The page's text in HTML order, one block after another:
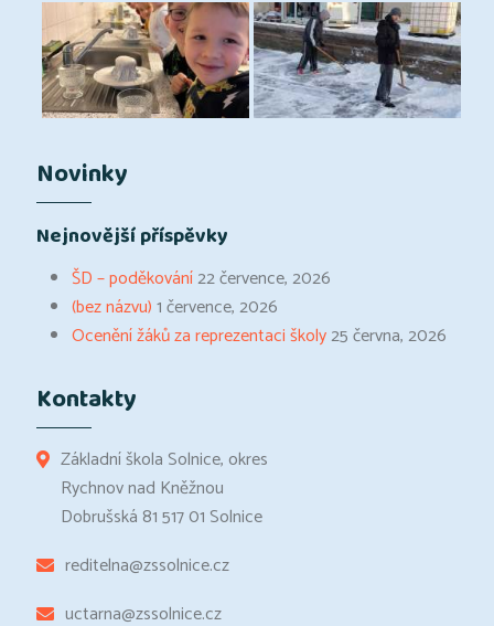
Novinky
Nejnovější příspěvky
ŠD – poděkování22 července, 2026
(bez názvu)1 července, 2026
Ocenění žáků za reprezentaci školy25 června, 2026
Kontakty
Základní škola Solnice, okres
Rychnov nad Kněžnou
Dobrušská 81 517 01 Solnice
reditelna@zssolnice.cz
uctarna@zssolnice.cz